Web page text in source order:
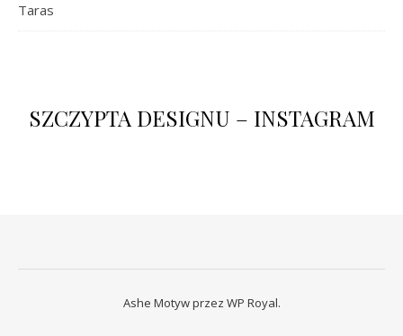
Taras
SZCZYPTA DESIGNU – INSTAGRAM
Ashe Motyw przez WP Royal.